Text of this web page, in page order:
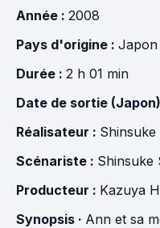
Année : 2008
Pays d'origine : Japon
Durée : 2 h 01 min
Date de sortie
Réalisateur : Shinsuke
Scénariste : Shinsuke
Producteur : Kazuya
Synopsis · Ann et sa